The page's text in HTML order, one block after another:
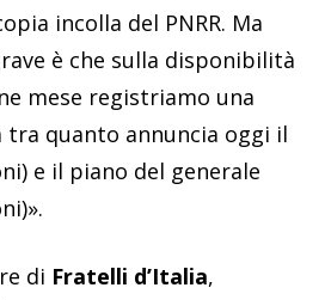
incolla del PNRR. Ma
è che sulla disponibilità
mese registriamo una
quanto annuncia oggi il
e il piano del generale
di Fratelli d’Italia,